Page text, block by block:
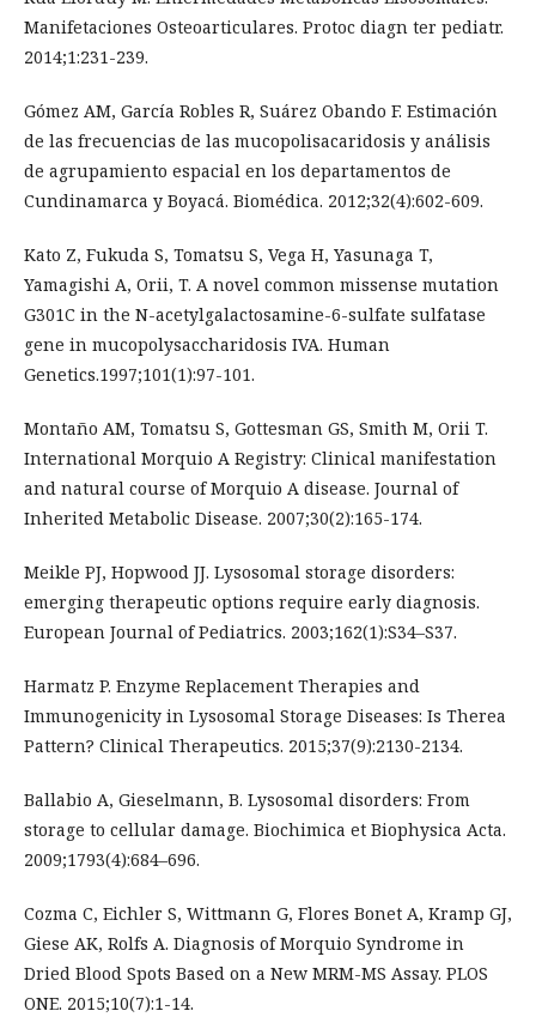
Manifetaciones Osteoarticulares. Protoc diagn ter pediatr.
2014;1:231-239.
Gómez AM, García Robles R, Suárez Obando F. Estimación
de las frecuencias de las mucopolisacaridosis y análisis
de agrupamiento espacial en los departamentos de
Cundinamarca y Boyacá. Biomédica. 2012;32(4):602-609.
Kato Z, Fukuda S, Tomatsu S, Vega H, Yasunaga T,
Yamagishi A, Orii, T. A novel common missense mutation
G301C in the N-acetylgalactosamine-6-sulfate sulfatase
gene in mucopolysaccharidosis IVA. Human
Genetics.1997;101(1):97-101.
Montaño AM, Tomatsu S, Gottesman GS, Smith M, Orii T.
International Morquio A Registry: Clinical manifestation
and natural course of Morquio A disease. Journal of
Inherited Metabolic Disease. 2007;30(2):165-174.
Meikle PJ, Hopwood JJ. Lysosomal storage disorders:
emerging therapeutic options require early diagnosis.
European Journal of Pediatrics. 2003;162(1):S34–S37.
Harmatz P. Enzyme Replacement Therapies and
Immunogenicity in Lysosomal Storage Diseases: Is Therea
Pattern? Clinical Therapeutics. 2015;37(9):2130-2134.
Ballabio A, Gieselmann, B. Lysosomal disorders: From
storage to cellular damage. Biochimica et Biophysica Acta.
2009;1793(4):684–696.
Cozma C, Eichler S, Wittmann G, Flores Bonet A, Kramp GJ,
Giese AK, Rolfs A. Diagnosis of Morquio Syndrome in
Dried Blood Spots Based on a New MRM-MS Assay. PLOS
ONE. 2015;10(7):1-14.